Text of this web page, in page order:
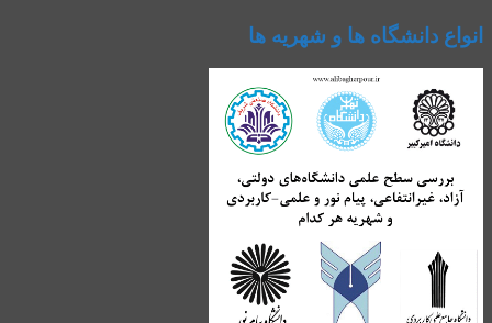
انواع دانشگاه ها و شهریه ها